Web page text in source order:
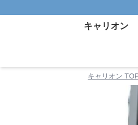
キャリオン
キャリオン